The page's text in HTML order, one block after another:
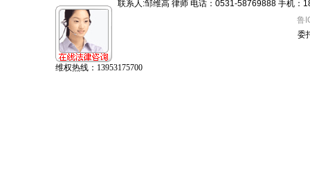
联系人:邹维高 律师 电话：0531-58769888 手机
鲁
委